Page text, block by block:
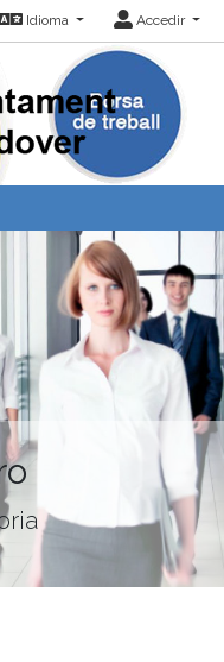
Idioma Accedir